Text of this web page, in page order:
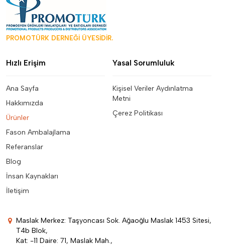
PROMOTÜRK DERNEĞİ ÜYESİDİR.
Hızlı Erişim
Ana Sayfa
Hakkımızda
Ürünler
Fason Ambalajlama
Referanslar
Blog
İnsan Kaynakları
İletişim
Yasal Sorumluluk
Kişisel Veriler Aydınlatma
Metni
Çerez Politikası
Maslak Merkez: Taşyoncası Sok. Ağaoğlu Maslak 1453 Sitesi,
T4b Blok,
Kat: -11 Daire: 71, Maslak Mah.,